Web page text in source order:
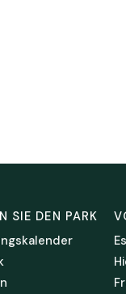
SIE DEN PARK